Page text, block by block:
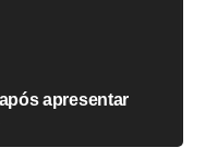
apresentar